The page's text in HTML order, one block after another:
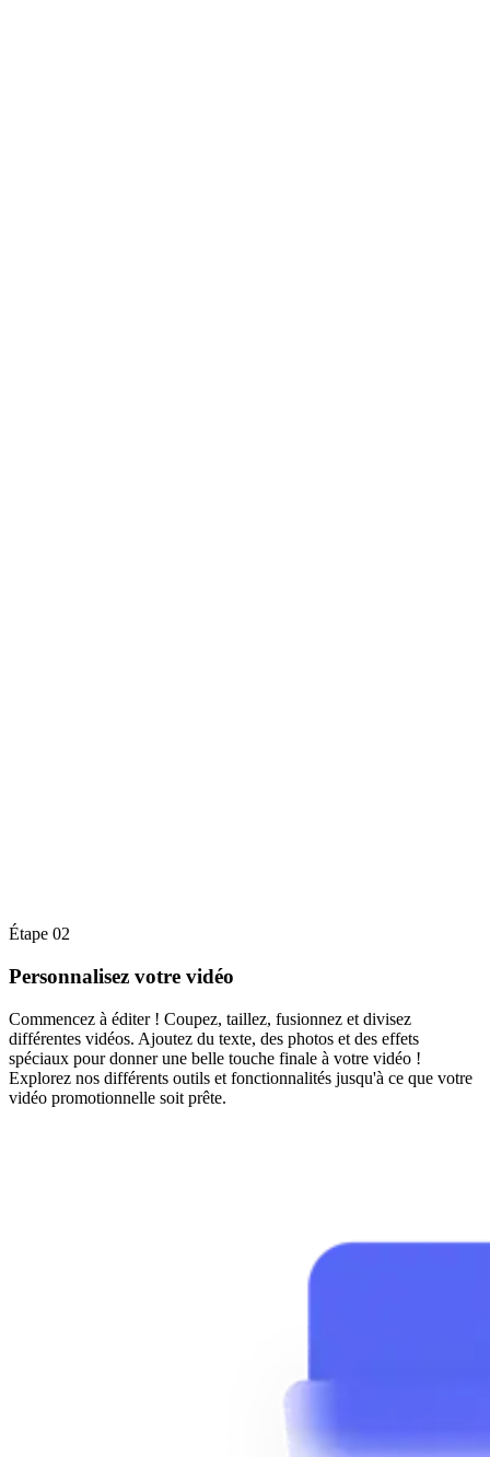
Étape 02
Personnalisez votre vidéo
Commencez à éditer ! Coupez, taillez, fusionnez et divisez
différentes vidéos. Ajoutez du texte, des photos et des effets
spéciaux pour donner une belle touche finale à votre vidéo !
Explorez nos différents outils et fonctionnalités jusqu'à ce que votre
vidéo promotionnelle soit prête.